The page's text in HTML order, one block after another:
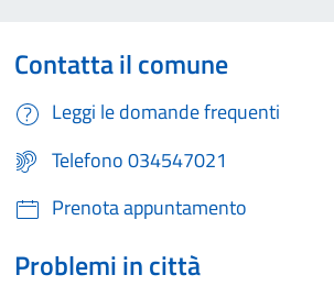
Contatta il comune
Leggi le domande frequenti
Telefono 034547021
Prenota appuntamento
Problemi in città